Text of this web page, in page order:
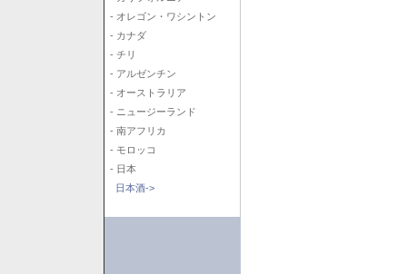
- オレゴン・ワシントン
- カナダ
- チリ
- アルゼンチン
- オーストラリア
- ニュージーランド
- 南アフリカ
- モロッコ
- 日本
日本酒->